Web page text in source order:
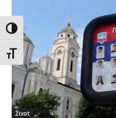
Toggle High Contrast
Toggle Font size
Život